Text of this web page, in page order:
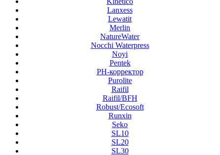
Lanxess
Lewatit
Merlin
NatureWater
Nocchi Waterpress
Noyi
Pentek
PH-корректор
Purolite
Raifil
Raifil/BFH
Robust/Ecosoft
Runxin
Seko
SL10
SL20
SL30